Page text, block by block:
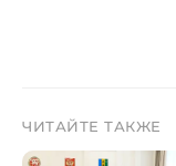
ЧИТАЙТЕ ТАКЖЕ